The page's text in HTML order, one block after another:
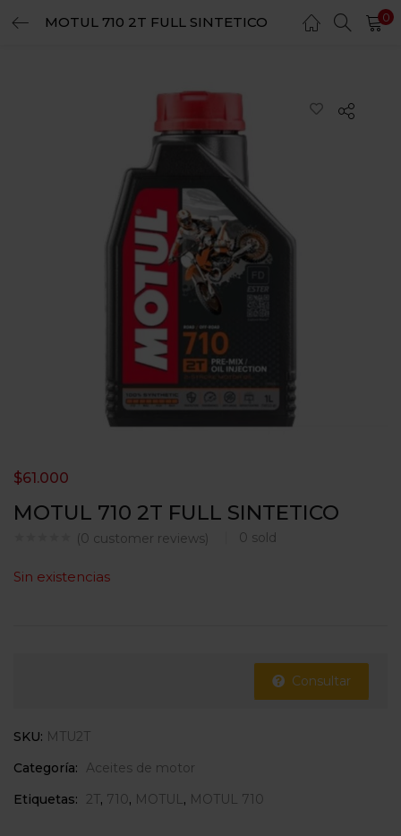
MOTUL 710 2T FULL SINTETICO 0
MOTUL 710 2T FULL SINTETICO
(0 customer reviews) 0 sold
$61.000
Sin existencias
Consultar
SKU: MTU2T
Categoría:
Aceites de motor
Etiquetas:
2T, 710, MOTUL, MOTUL 710
LOGIN REGISTER
Enter your username and password to login.
Remember me
Login
Lost password?